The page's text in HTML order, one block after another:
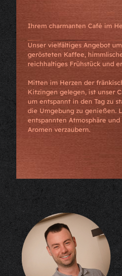
Ihrem charmanten Café im
Unser vielfältiges Angebot
gerösteten Kaffee,
reichhaltiges Frühstück und
Mitten im Herzen der
Kitzingen gelegen, ist unser
um entspannt in den Tag zu
die Umgebung zu genießen.
entspannten Atmosphäre
Aromen verzaubern.